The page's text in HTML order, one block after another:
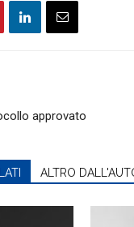
approvato
ALTRO